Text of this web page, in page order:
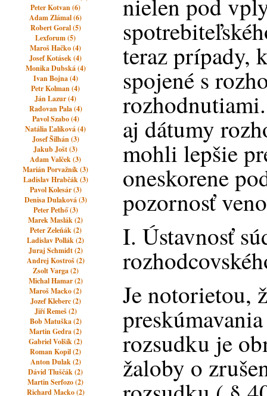
Peter Kotvan (6)
Adam Zlámal (6)
Robert Goral (5)
Lexforum (5)
Maroš Hačko (4)
Josef Kotásek (4)
Monika Dubská (4)
Ivan Bojna (4)
Petr Kolman (4)
Ján Lazur (4)
Radovan Pala (4)
Pavol Szabo (4)
Natália Ľalíková (4)
Josef Šilhán (3)
Jakub Jošt (3)
Adam Valček (3)
Marián Porvažník (3)
Ladislav Hrabčák (3)
Pavol Kolesár (3)
Denisa Dulaková (3)
Peter Pethő (3)
Marek Maslák (2)
Peter Zeleňák (2)
Ladislav Pollák (2)
Juraj Schmidt (2)
Andrej Kostroš (2)
Zsolt Varga (2)
Michal Hamar (2)
Maroš Macko (2)
Jozef Kleberc (2)
Jiří Remeš (2)
Bob Matuška (2)
Martin Gedra (2)
Gabriel Volšík (2)
Roman Kopil (2)
Anton Dulak (2)
Dávid Tluščák (2)
Martin Serfozo (2)
Richard Macko (2)
nielen pod
teraz prípady,
spojené s
aj dátumy
mohli lepšie
oneskorene
pozornosť
I. Ústavnosť
Je notorietou,
rozsudku je
žaloby o